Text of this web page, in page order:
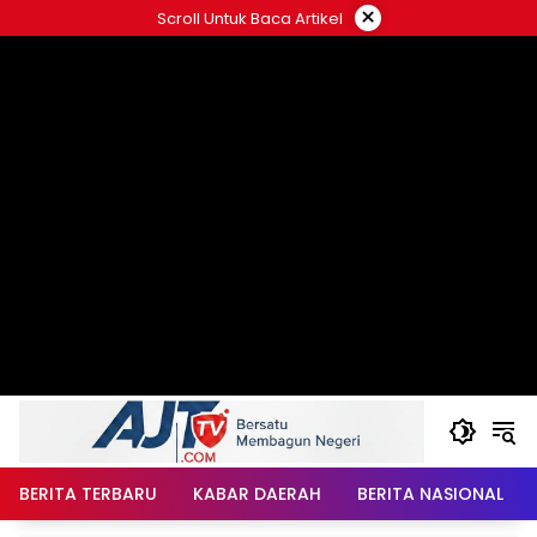
ke
Scroll Untuk Baca Artikel ×
BERITA TERBARU KABAR DAERAH BERITA NASIONAL